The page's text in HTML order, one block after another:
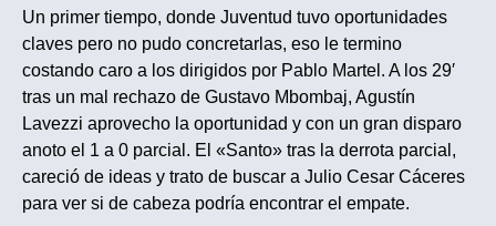
Un primer tiempo, donde Juventud tuvo oportunidades
claves pero no pudo concretarlas, eso le termino
costando caro a los dirigidos por Pablo Martel. A los 29′
tras un mal rechazo de Gustavo Mbombaj, Agustín
Lavezzi aprovecho la oportunidad y con un gran disparo
anoto el 1 a 0 parcial. El «Santo» tras la derrota parcial,
careció de ideas y trato de buscar a Julio Cesar Cáceres
para ver si de cabeza podría encontrar el empate.